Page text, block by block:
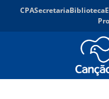
CPASecretariaBiblioteca